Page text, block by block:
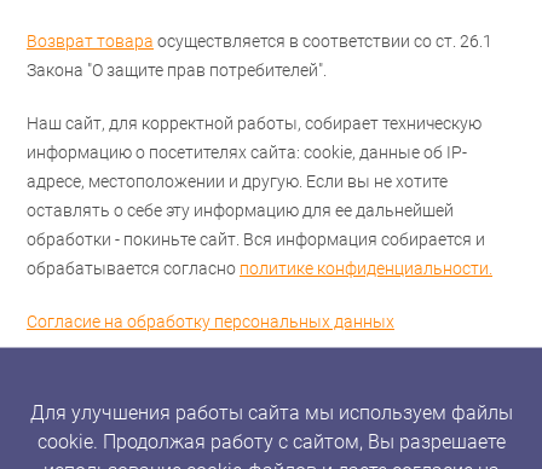
Возврат товара осуществляется в соответствии со ст. 26.1
Закона "О защите прав потребителей".
Наш сайт, для корректной работы, собирает техническую
информацию о посетителях сайта: cookie, данные об IP-
адресе, местоположении и другую. Если вы не хотите
оставлять о себе эту информацию для ее дальнейшей
обработки - покиньте сайт. Вся информация собирается и
обрабатывается согласно политике конфиденциальности.
Согласие на обработку персональных данных
Для улучшения работы сайта мы используем файлы
cookie. Продолжая работу с сайтом, Вы разрешаете